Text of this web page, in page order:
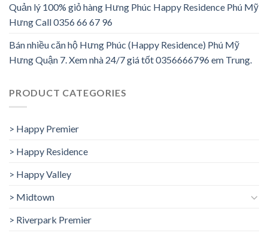
Quản lý 100% giỏ hàng Hưng Phúc Happy Residence Phú Mỹ
Hưng Call 0356 66 67 96
Bán nhiều căn hộ Hưng Phúc (Happy Residence) Phú Mỹ
Hưng Quận 7. Xem nhà 24/7 giá tốt 0356666796 em Trung.
PRODUCT CATEGORIES
> Happy Premier
> Happy Residence
> Happy Valley
> Midtown
> Riverpark Premier